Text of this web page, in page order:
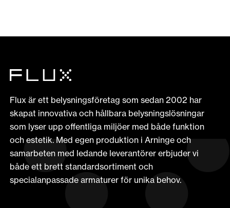
Flux är ett belysningsföretag som sedan 2002 har
skapat innovativa och hållbara belysningslösningar
som lyser upp offentliga miljöer med både funktion
och estetik. Med egen produktion i Arninge och
samarbeten med ledande leverantörer erbjuder vi
både ett brett standardsortiment och
specialanpassade armaturer för unika behov.